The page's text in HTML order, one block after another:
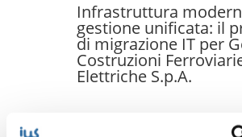
Infrastruttura
gestione unificata: il
di migrazione IT per
Costruzioni
Elettriche S.p.A.